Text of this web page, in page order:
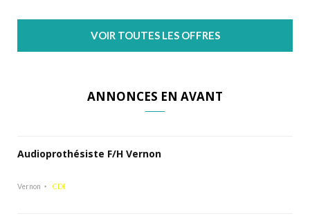
VOIR TOUTES LES OFFRES
ANNONCES EN AVANT
Audioprothésiste F/H Vernon
Vernon CDI